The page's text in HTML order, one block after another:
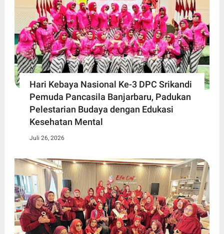
Hari Kebaya Nasional Ke-3 DPC Srikandi
Pemuda Pancasila Banjarbaru, Padukan
Pelestarian Budaya dengan Edukasi
Kesehatan Mental
Juli 26, 2026